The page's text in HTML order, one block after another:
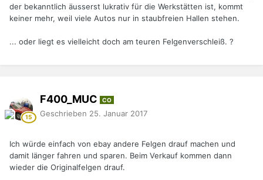
der bekanntlich äusserst lukrativ für die Werkstätten ist, kommt
keiner mehr, weil viele Autos nur in staubfreien Hallen stehen.
... oder liegt es vielleicht doch am teuren Felgenverschleiß. ?
F400_MUC CO
Geschrieben 25. Januar 2017
Ich würde einfach von ebay andere Felgen drauf machen und
damit länger fahren und sparen. Beim Verkauf kommen dann
wieder die Originalfelgen drauf.